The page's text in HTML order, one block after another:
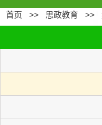
首页 >> 思政教育 >>